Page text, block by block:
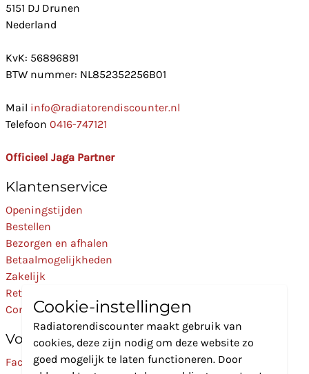
5151 DJ Drunen
Nederland
KvK: 56896891
BTW nummer: NL852352256B01
Mail info@radiatorendiscounter.nl
Telefoon 0416-747121
Officieel Jaga Partner
Klantenservice
Openingstijden
Bestellen
Bezorgen en afhalen
Betaalmogelijkheden
Zakelijk
Retourneren
Contact
Volg Ons
Facebook
Cookie-instellingen
Radiatorendiscounter maakt gebruik van
cookies, deze zijn nodig om deze website zo
goed mogelijk te laten functioneren. Door